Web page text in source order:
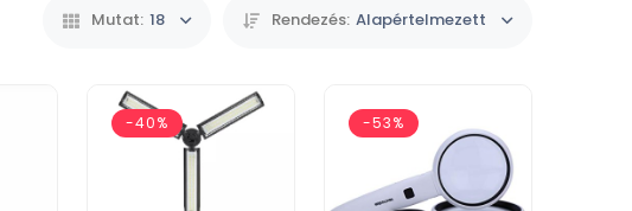
Mutat: 18 Rendezés: Alapértelmezett
-40% -53%